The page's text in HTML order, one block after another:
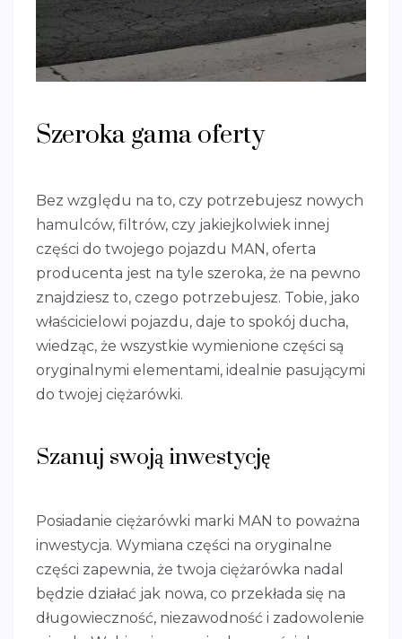
Szeroka gama oferty
Bez względu na to, czy potrzebujesz nowych
hamulców, filtrów, czy jakiejkolwiek innej
części do twojego pojazdu MAN, oferta
producenta jest na tyle szeroka, że na pewno
znajdziesz to, czego potrzebujesz. Tobie, jako
właścicielowi pojazdu, daje to spokój ducha,
wiedząc, że wszystkie wymienione części są
oryginalnymi elementami, idealnie pasującymi
do twojej ciężarówki.
Szanuj swoją inwestycję
Posiadanie ciężarówki marki MAN to poważna
inwestycja. Wymiana części na oryginalne
części zapewnia, że twoja ciężarówka nadal
będzie działać jak nowa, co przekłada się na
długowieczność, niezawodność i zadowolenie